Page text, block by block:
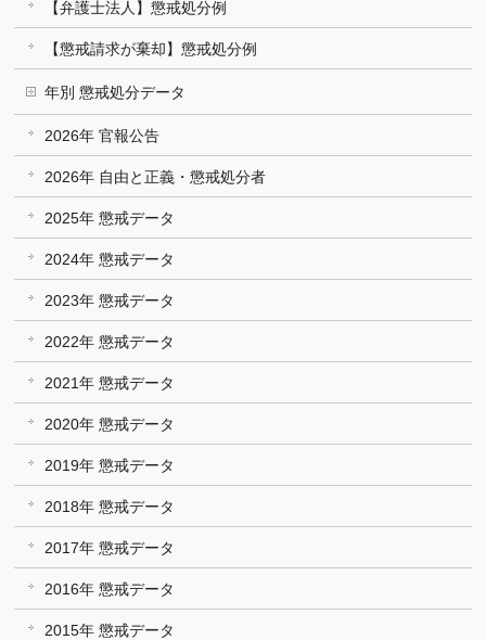
【弁護士法人】懲戒処分例
【懲戒請求が棄却】懲戒処分例
年別 懲戒処分データ
2026年 官報公告
2026年 自由と正義・懲戒処分者
2025年 懲戒データ
2024年 懲戒データ
2023年 懲戒データ
2022年 懲戒データ
2021年 懲戒データ
2020年 懲戒データ
2019年 懲戒データ
2018年 懲戒データ
2017年 懲戒データ
2016年 懲戒データ
2015年 懲戒データ